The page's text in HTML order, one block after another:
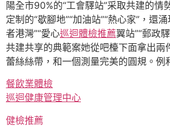
陽全市90%的“工會驛站”采取共建的情
定制的“歇腳地”“加油站”“熱心家”，還
者港灣”“愛心巡迴體檢推薦翼站”“郵政
共建共享的典範案她從吧檯下面拿出兩
蕾絲絲帶，和一個測量完美的圓規。例
餐飲業體檢
巡迴健康管理中心
健檢推薦